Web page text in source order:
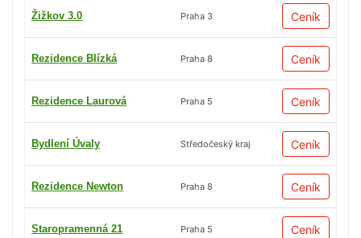
Žižkov 3.0 Praha 3 Ceník
Rezidence Blízká Praha 8 Ceník
Rezidence Laurová Praha 5 Ceník
Bydlení Úvaly Středočeský kraj Ceník
Rezidence Newton Praha 8 Ceník
Staropramenná 21 Praha 5 Ceník